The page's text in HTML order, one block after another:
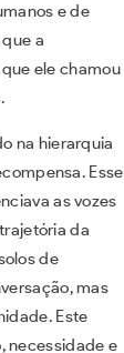
e de
a
ele chamou
na hierarquia
Esse
as vozes
da
de
mas
Este
necessidade e